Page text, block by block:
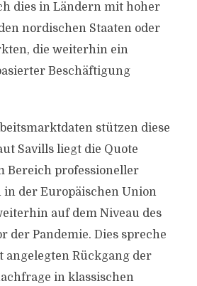
dies in Ländern mit hoher
nordischen Staaten oder
die weiterhin ein
Beschäftigung
stützen diese
Savills liegt die Quote
Bereich professioneller
der Europäischen Union
auf dem Niveau des
der Pandemie. Dies spreche
angelegten Rückgang der
in klassischen